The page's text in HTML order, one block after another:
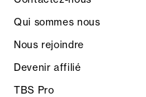
Qui sommes nous
Nous rejoindre
Devenir affilié
TBS Pro